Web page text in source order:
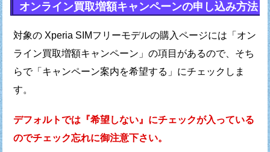
オンライン買取増額キャンペーンの申し込み方法
対象の Xperia SIMフリーモデルの購入ページには 「オン
ライン買取増額キャンペーン」の項目があるので、 そち
らで「キャンペーン案内を希望する」にチェックしま
す。
デフォルトでは『希望しない』にチェックが入っている
のでチェック忘れに御注意下さい。